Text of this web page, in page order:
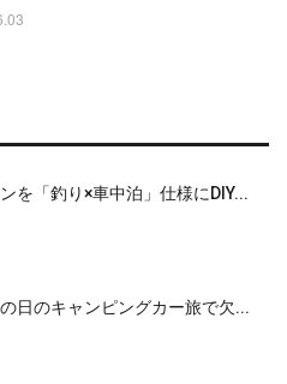
を「釣り×車中泊」仕様にDIY...
の日のキャンピングカー旅で欠...